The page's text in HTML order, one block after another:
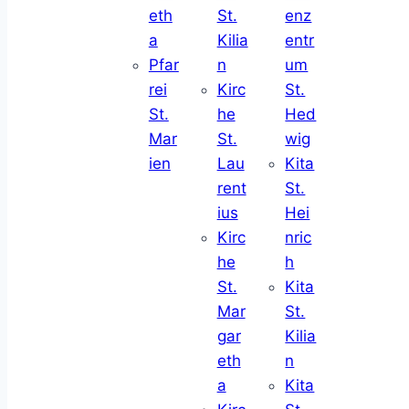
eth
a
Pfar
rei
St.
Mar
ien
St.
Kilia
n
Kirc
he
St.
Lau
rent
ius
Kirc
he
St.
Mar
gar
eth
a
enz
entr
um
St.
Hed
wig
Kita
St.
Hei
nric
h
Kita
St.
Kilia
n
Kita